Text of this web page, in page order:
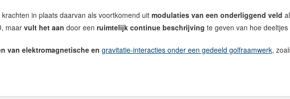
in plaats daarvan als voortkomend uit modulaties van een onderliggend veld
maar vult het aan door een ruimtelijk continue beschrijving te geven van hoe deeltjes
van elektromagnetische en gravitatie-interacties onder een gedeeld golfraamwerk,